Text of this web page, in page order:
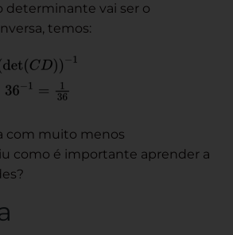
determinante vai ser o
temos:
com muito menos
como é importante aprender a